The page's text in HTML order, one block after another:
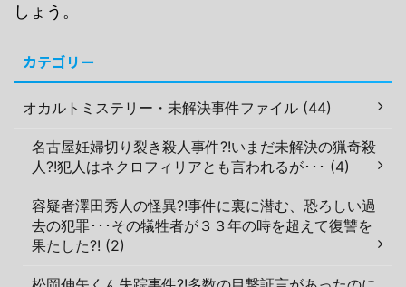
しょう。
カテゴリー
オカルトミステリー・未解決事件ファイル (44)
名古屋妊婦切り裂き殺人事件?!いまだ未解決の猟奇殺
人?!犯人はネクロフィリアとも言われるが･･･ (4)
容疑者澤田秀人の怪異?!事件に裏に潜む、恐ろしい過
去の犯罪･･･その犠牲者が３３年の時を超えて復讐を
果たした?! (2)